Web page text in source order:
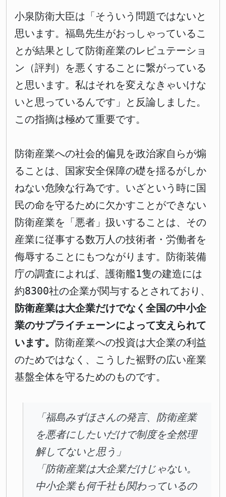
小泉防衛大臣は「そういう問題ではないと
思います。福島先生がおっしゃっているこ
とが結果として防衛産業のレピュテーショ
ン（評判）を悪くすることに繋がっている
と思います。私はそれを変えなきゃいけな
いと思っているんです」と反論しました。
この指摘は極めて重要です。
防衛産業への社会的偏見を政治家自らが煽
ることは、国家安全保障の礎を揺るがしか
ねない危険な行為です。いざという時に国
民の命を守るために欠かすことができない
防衛産業を「悪者」扱いすることは、その
産業に従事する数万人の技術者・労働者を
侮辱することにもつながります。防衛装備
庁の調査によれば、護衛艦1隻の建造には
約8300社の企業が関与するとされており、
防衛産業は大企業だけでなく全国の中小企
業のサプライチェーンによって支えられて
います。 防衛産業への投資は大企業の利益
のためではなく、こうした裾野の広い産業
基盤全体を守るためのものです。
「福島みずほさんの発言、防衛産業
を悪者にしたいだけで制度を全然理
解してないと思う」
「防衛産業は大企業だけじゃない。
中小企業も何千社も関わっているの